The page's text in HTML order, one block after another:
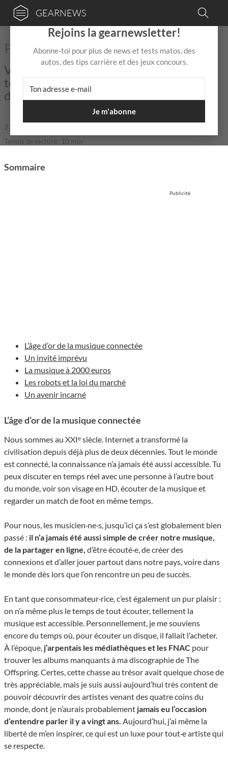
GEARNEWS
Pourquoi l’IA ne te remplacera pas
Voilà ce qu'il manque et manquera
toujours à l'IA pour te prendre ta place
d'artiste.
21 Jan
Temps de lecture: 10 min
Sommaire
Publicité
L’âge d’or de la musique connectée
Un invité imprévu
La musique à 2000 euros
Les robots et la loi du marché
Un avenir incarné
L’âge d’or de la musique connectée
Nous sommes au XXIᵉ siècle. Internet a transformé la
civilisation depuis déjà plus de deux décennies. Tout le monde
est connecté, la connaissance n’a jamais été aussi accessible. Tu
peux discuter en temps réel avec une personne à l’autre bout
du monde, voir son visage en HD, écouter de la musique et
regarder un match de foot en même temps.
Pour nous, les musicien·ne·s, jusqu’ici ça s’est globalement bien
passé : il n’a jamais été aussi simple de créer notre musique,
de la partager en ligne, d’être écouté·e, de créer des
connexions et d’aller jouer partout dans notre pays, voire dans
le monde dès lors que l’on rencontre un peu de succès.
En tant que consommateur·rice, c’est également un pur plaisir :
on n’a même plus le temps de tout écouter, tellement la
musique est accessible. Personnellement, je me souviens
encore du temps où, pour écouter un disque, il fallait l’acheter.
À l’époque, j’arpentais les médiathèques et les FNAC pour
trouver les albums manquants à ma discographie de The
Offspring. Certes, cette chasse au trésor avait quelque chose de
très appréciable, mais je suis aussi aujourd’hui très content de
pouvoir découvrir des artistes venant des quatre coins du
monde, dont je n’aurais probablement jamais eu l’occasion
d’entendre parler il y a vingt ans. Aujourd’hui, j’ai même la
liberté de m’en inspirer, ce qui est un luxe pour tout·e artiste qui
se respecte.
×
Rejoins la gearnewsletter!
Abonne-toi pour plus de news et tests matos, des
autos, des tips carrière et des jeux concours.
Je m'abonne